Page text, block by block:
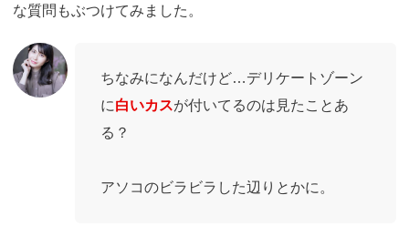
な質問もぶつけてみました。
ちなみになんだけど…デリケートゾーン
に白いカスが付いてるのは見たことあ
る？
アソコのビラビラした辺りとかに。